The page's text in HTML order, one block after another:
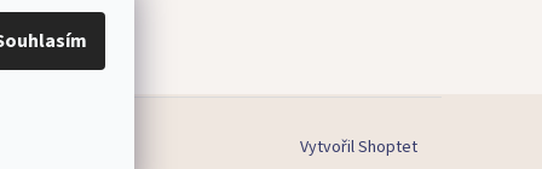
Vytvořil Shoptet